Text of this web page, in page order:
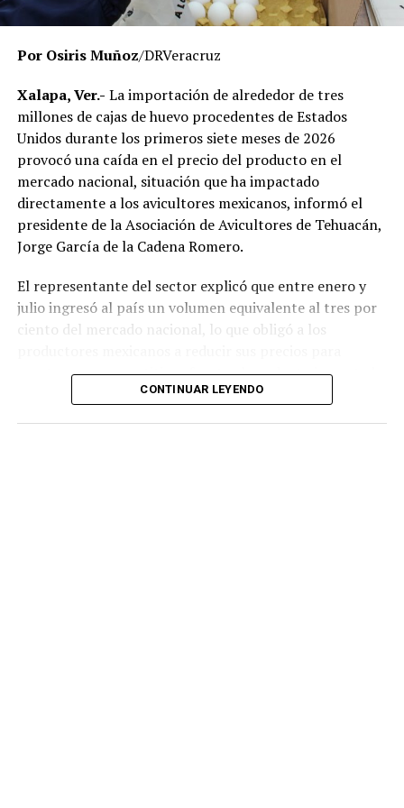
momento no existe una determinación definitiva sobre
responsabilidades individuales.
señalaron que un grupo de profesores ha manifestado
su inconformidad con el proceso de revisión, al
considerar que las investigaciones podrían afectar
intereses al interior de la institución.
De acuerdo con esos testimonios, el grupo identificado
comoMovimiento Estatal UPAV, integrado
públicamente por Verónica Sánchez Ramos, Mauricio
Ivette Lara Barradas, Roberto Ibáñez y Carlos Enrique
Sierra, ha cuestionado las acciones emprendidas por las
autoridades universitarias y estatales.
informado la conclusión de las investigaciones ni la
emisión de sanciones o resoluciones específicas. El
Por Osiris Muñoz/DRVeracruz
Xalapa, Ver.- La importación de alrededor de tres
millones de cajas de huevo procedentes de Estados
Unidos durante los primeros siete meses de 2026
provocó una caída en el precio del producto en el
mercado nacional, situación que ha impactado
directamente a los avicultores mexicanos, informó el
presidente de la Asociación de Avicultores de Tehuacán,
Jorge García de la Cadena Romero.
El representante del sector explicó que entre enero y
julio ingresó al país un volumen equivalente al tres por
ciento del mercado nacional, lo que obligó a los
mantenerse competitivos frente al producto importado.
CONTINUAR LEYENDO